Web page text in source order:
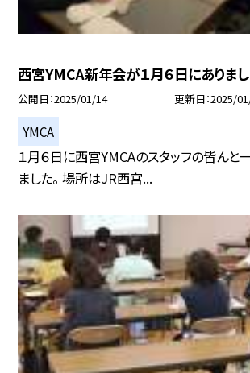
西宮YMCA新年会が１月６日にありま
公開日 2025/01/14 更新日 2025/
YMCA
１月６日に西宮YMCAのスタッフの皆んと
ました。 場所はJR西宮...